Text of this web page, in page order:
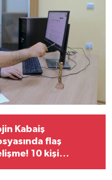
Kabaiş
flaş
10 kişi